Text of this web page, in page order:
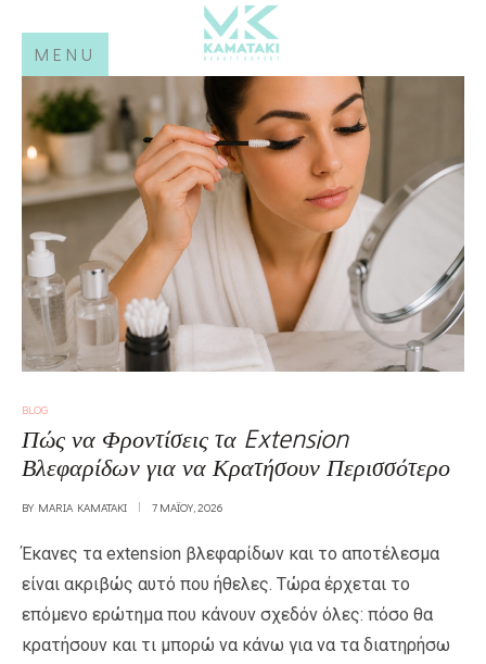
MENU
POSTED
IN
BLOG
Πώς να Φροντίσεις τα Extension
Βλεφαρίδων για να Κρατήσουν Περισσότερο
BY MARIA KAMATAKI 7 ΜΑΪ́ΟΥ, 2026
Έκανες τα extension βλεφαρίδων και το αποτέλεσμα
είναι ακριβώς αυτό που ήθελες. Τώρα έρχεται το
επόμενο ερώτημα που κάνουν σχεδόν όλες: πόσο θα
κρατήσουν και τι μπορώ να κάνω για να τα διατηρήσω